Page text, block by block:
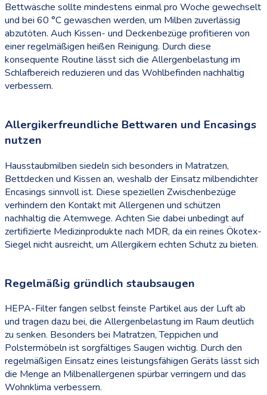
Bettwäsche sollte mindestens einmal pro Woche gewechselt
und bei 60 °C gewaschen werden, um Milben zuverlässig
abzutöten. Auch Kissen- und Deckenbezüge profitieren von
einer regelmäßigen heißen Reinigung. Durch diese
konsequente Routine lässt sich die Allergenbelastung im
Schlafbereich reduzieren und das Wohlbefinden nachhaltig
verbessern.
Allergikerfreundliche Bettwaren und Encasings
nutzen
Hausstaubmilben siedeln sich besonders in Matratzen,
Bettdecken und Kissen an, weshalb der Einsatz milbendichter
Encasings sinnvoll ist. Diese speziellen Zwischenbezüge
verhindern den Kontakt mit Allergenen und schützen
nachhaltig die Atemwege. Achten Sie dabei unbedingt auf
zertifizierte Medizinprodukte nach MDR, da ein reines Ökotex-
Siegel nicht ausreicht, um Allergikern echten Schutz zu bieten.
Regelmäßig gründlich staubsaugen
HEPA-Filter fangen selbst feinste Partikel aus der Luft ab
und tragen dazu bei, die Allergenbelastung im Raum deutlich
zu senken. Besonders bei Matratzen, Teppichen und
Polstermöbeln ist sorgfältiges Saugen wichtig. Durch den
regelmäßigen Einsatz eines leistungsfähigen Geräts lässt sich
die Menge an Milbenallergenen spürbar verringern und das
Wohnklima verbessern.